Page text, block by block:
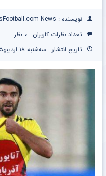
نویسنده : ParsFootball.com News
تعداد نظرات کاربران : ۰ نظر
تاریخ انتشار : سه‌شنبه ۱۸ اردیبهشت ۱۳۹۷ | ۱۹:۴۸